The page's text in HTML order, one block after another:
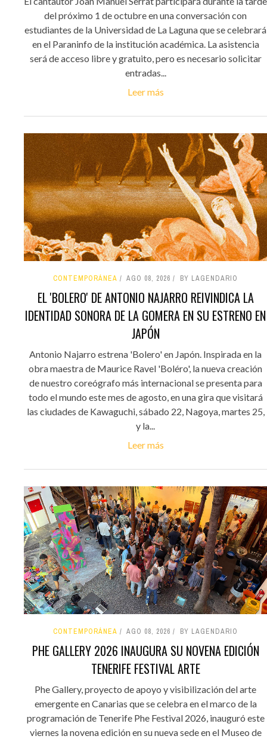
del próximo 1 de octubre en una conversación con
estudiantes de la Universidad de La Laguna que se celebrará
en el Paraninfo de la institución académica. La asistencia
será de acceso libre y gratuito, pero es necesario solicitar
entradas...
Leer más
CONTEMPORÁNEA AGO 08, 2026 BY LAGENDARIO
EL 'BOLERO' DE ANTONIO NAJARRO REIVINDICA LA
IDENTIDAD SONORA DE LA GOMERA EN SU ESTRENO EN
JAPÓN
Antonio Najarro estrena 'Bolero' en Japón. Inspirada en la
obra maestra de Maurice Ravel 'Boléro', la nueva creación
de nuestro coreógrafo más internacional se presenta para
todo el mundo este mes de agosto, en una gira que visitará
las ciudades de Kawaguchi, sábado 22, Nagoya, martes 25,
y la...
Leer más
CONTEMPORÁNEA AGO 08, 2026 BY LAGENDARIO
PHE GALLERY 2026 INAUGURA SU NOVENA EDICIÓN
TENERIFE FESTIVAL ARTE
Phe Gallery, proyecto de apoyo y visibilización del arte
emergente en Canarias que se celebra en el marco de la
programación de Tenerife Phe Festival 2026, inauguró este
viernes la novena edición en su nueva sede en el Museo de